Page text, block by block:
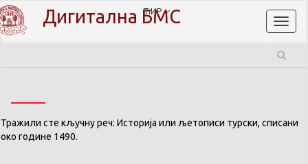
Дигитална БМС
ЋИР
Тражили сте кључну реч: Историја или љетописи турски, списани
око године 1490.